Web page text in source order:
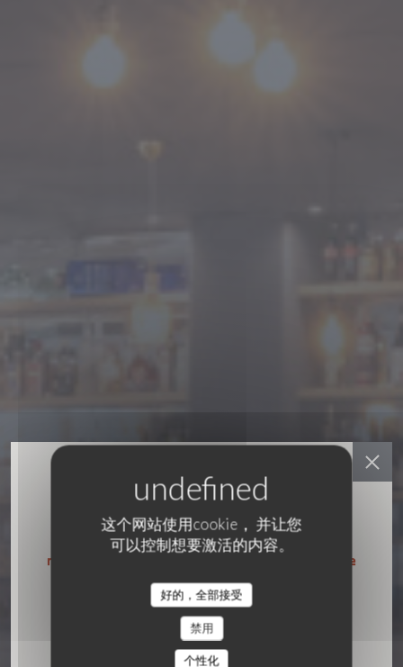
这个网站使用cookie， 并让您
可以控制想要激活的内容。
好的，全部接受
禁用
个性化
Restaurant MARÉE BASSE